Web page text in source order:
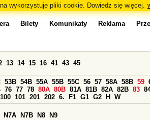
wykorzystuje pliki cookie. Dowiedz się więcej.
Bilety Komunikaty Reklama
13 14 15 16 41 43 45
53B 54B 55A 55B 55C 56 57 58A 58B 59
76 77 78 80A 80B 81A 81B 82A 82B 83
100 101 201 202 6. F1 G1 G2 H W
N7A N7B N8 N9